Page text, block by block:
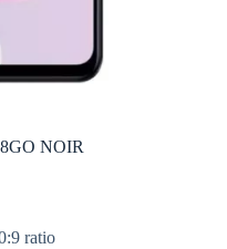
NOIR
ratio